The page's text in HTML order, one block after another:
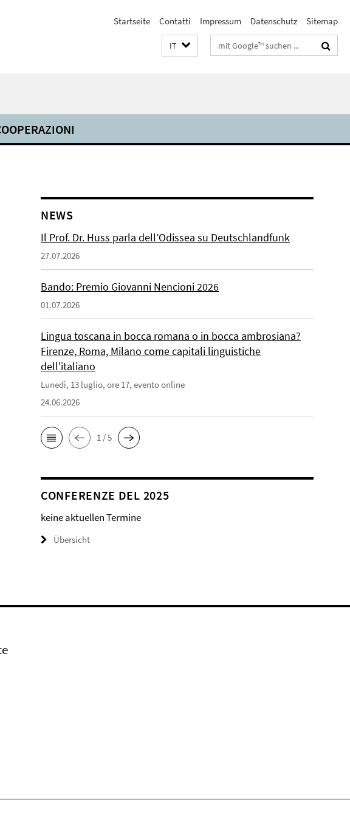
Startseite Contatti Impressum Datenschutz Sitemap
IT Suchbegriffe
NEWS
Il Prof. Dr. Huss parla dell’Odissea su Deutschlandfunk
27.07.2026
Bando: Premio Giovanni Nencioni 2026
01.07.2026
Lingua toscana in bocca romana o in bocca ambrosiana?
Firenze, Roma, Milano come capitali linguistiche
dell'italiano
Lunedì, 13 luglio, ore 17, evento online
24.06.2026
1 / 5
CONFERENZE DEL 2025
keine aktuellen Termine
Übersicht